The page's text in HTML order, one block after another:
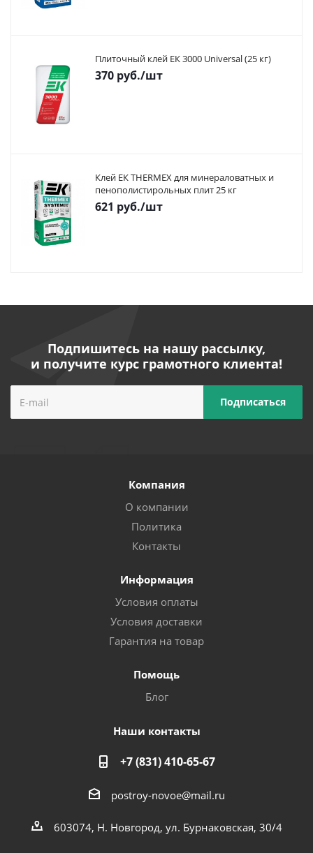
Плиточный клей ЕК 3000 Universal (25 кг)
370 руб./шт
Клей ЕК THERMEX для минераловатных и
пенополистирольных плит 25 кг
621 руб./шт
Подпишитесь на нашу рассылку,
и получите курс грамотного клиента!
Компания
О компании
Политика
Контакты
Информация
Условия оплаты
Условия доставки
Гарантия на товар
Помощь
Блог
Наши контакты
+7 (831) 410-65-67
postroy-novoe@mail.ru
603074, Н. Новгород, ул. Бурнаковская, 30/4